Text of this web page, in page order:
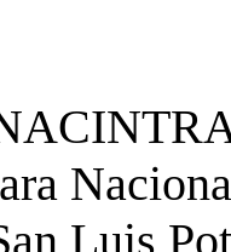
Luis